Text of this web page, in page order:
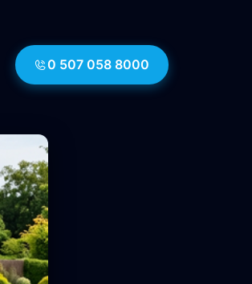
0 507 058 8000